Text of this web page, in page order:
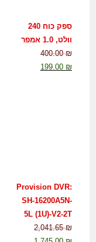
ספק כוח 240
וולט, 1.0 אמפר
400.00₪
199.00 ₪
Provision DVR:
SH-16200A5N-
5L (1U)-V2-2T
2,041.65₪